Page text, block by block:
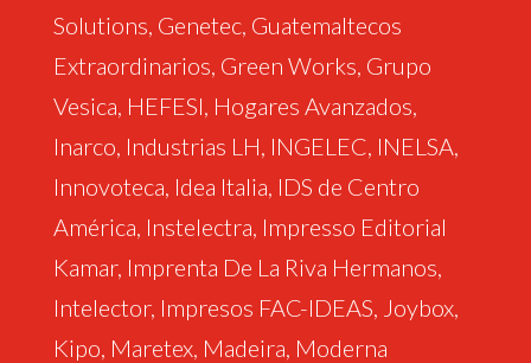
Solutions, Genetec, Guatemaltecos
Extraordinarios, Green Works, Grupo
Vesica, HEFESI, Hogares Avanzados,
Inarco, Industrias LH, INGELEC, INELSA,
Innovoteca, Idea Italia, IDS de Centro
América, Instelectra, Impresso Editorial
Kamar, Imprenta De La Riva Hermanos,
Intelector, Impresos FAC-IDEAS, Joybox,
Kipo, Maretex, Madeira, Moderna